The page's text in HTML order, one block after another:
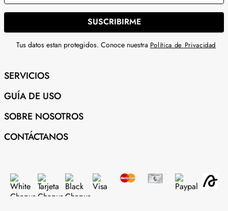
SUSCRIBIRME
Tus datos estan protegidos. Conoce nuestra Política de Privacidad
SERVICIOS
GUÍA DE USO
SOBRE NOSOTROS
CONTÁCTANOS